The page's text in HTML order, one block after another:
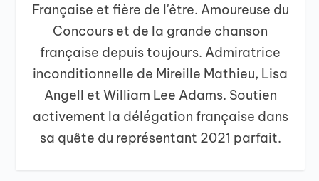
Française et fière de l'être. Amoureuse du
Concours et de la grande chanson
française depuis toujours. Admiratrice
inconditionnelle de Mireille Mathieu, Lisa
Angell et William Lee Adams. Soutien
activement la délégation française dans
sa quête du représentant 2021 parfait.